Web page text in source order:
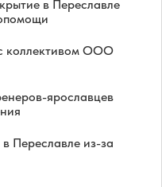
в Переславле
коллективом ООО
ярославцев
Переславле из-за